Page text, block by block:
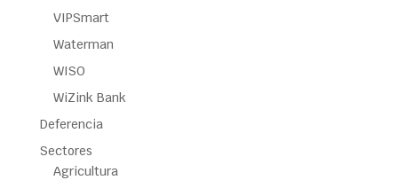
VIPSmart
Waterman
WISO
WiZink Bank
Deferencia
Sectores
Agricultura